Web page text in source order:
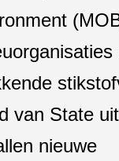
van State
nieuwe